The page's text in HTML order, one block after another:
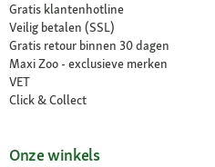
Gratis klantenhotline
Veilig betalen (SSL)
Gratis retour binnen 30 dagen
Maxi Zoo - exclusieve merken
VET
Click & Collect
Onze winkels